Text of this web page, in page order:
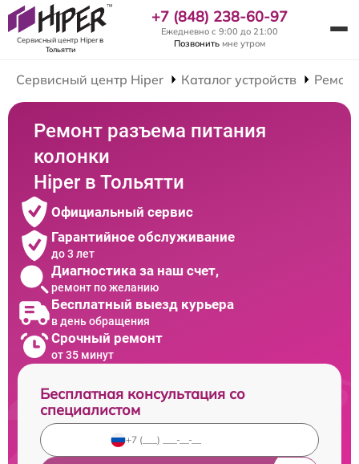
Сервисный центр Hiperв
Тольятти
+7 (848) 238-60-97
Ежедневно с 9:00 до 21:00
Позвонить мне утром
Сервисный центр Hiper Каталог устройств
Ремонт разъема питания
колонки
Hiper в Тольятти
Официальный сервис
Гарантийное обслуживание
до 3 лет
Диагностика за наш счет,
ремонт по желанию
Бесплатный выезд курьера
в день обращения
Срочный ремонт
от 35 минут
Бесплатная консультация со
специалистом